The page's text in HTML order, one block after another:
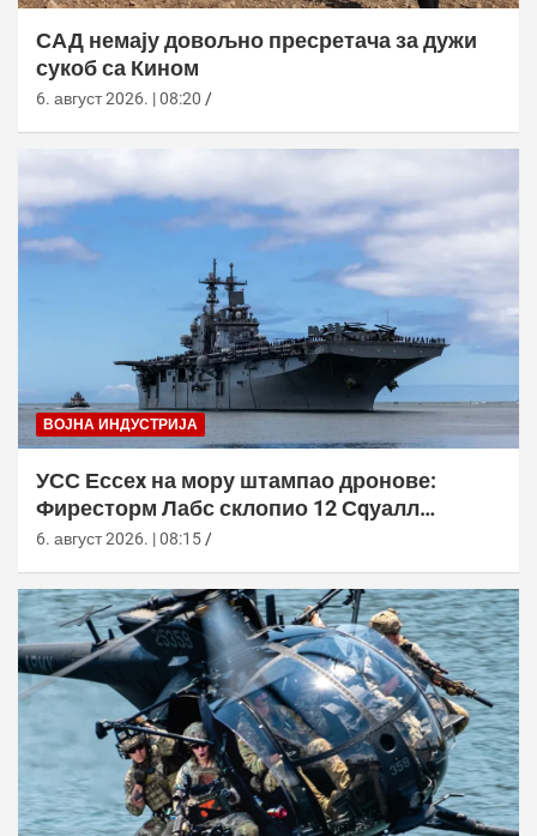
САД немају довољно пресретача за дужи
сукоб са Кином
6. август 2026. | 08:20
ВОЈНА ИНДУСТРИЈА
УСС Ессеx на мору штампао дронове:
Фиресторм Лабс склопио 12 Сqуалл
летелица без допуне са копна
6. август 2026. | 08:15